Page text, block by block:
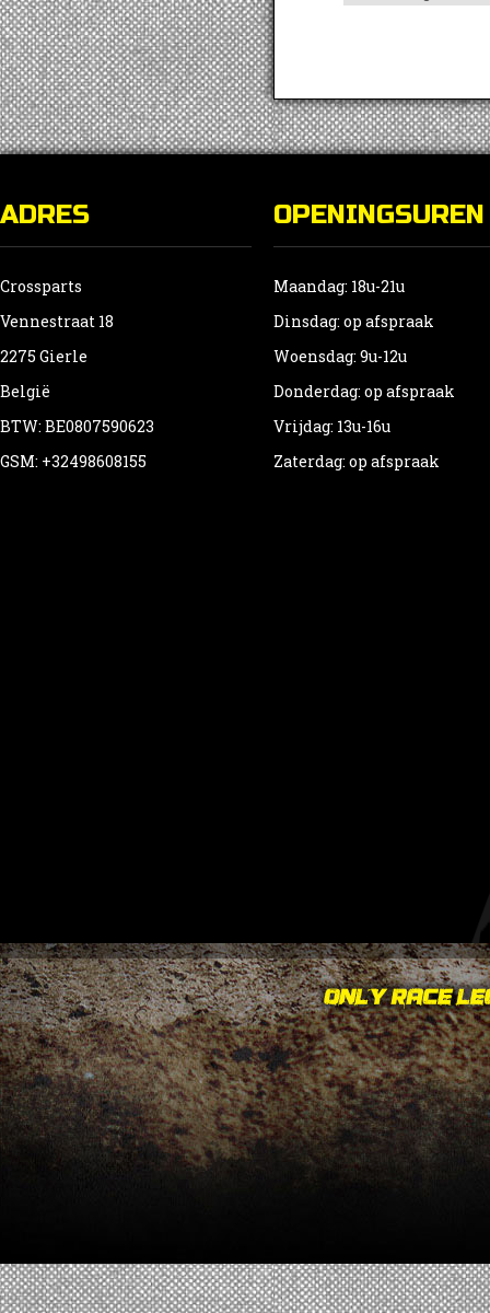
ADRES
Crossparts
Vennestraat 18
2275 Gierle
België
BTW: BE0807590623
GSM: +32498608155
OPENINGSUREN
Maandag: 18u-21u
Dinsdag: op afspraak
Woensdag: 9u-12u
Donderdag: op afspraak
Vrijdag: 13u-16u
Zaterdag: op afspraak